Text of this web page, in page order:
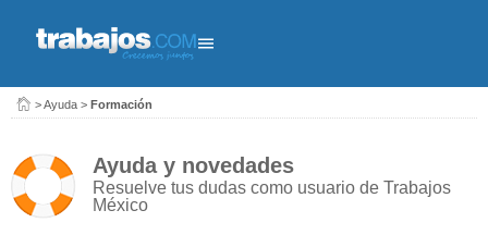
>Ayuda > Formación
Ayuda y novedades
Resuelve tus dudas como usuario de Trabajos
México